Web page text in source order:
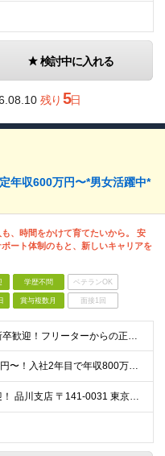
検討中に入れる
残り 5日
年収600万円〜*男女活躍中*
、時間をかけて育てたいから。 安
ポート体制のもと、新しいキャリアを
学歴不問 ベテランOK
賞与複数月 面接1回
☆未経験・第二新卒歓迎！フリーターからの正社員デビューも応援◎ ☆雇用形態、転職回数は一切不問です！ ◆普通自動車免許（AT限定可）をお持ちの方 ◆学歴不問 ★こんな方にピッタリ★ ・人とコミュニケーションを取るのが好きな方 ・仕事だけでなく、自分のプライベートも大切にしたい方 ・安定した経営基盤のある会社で、長くキャリアを築きたい方 ・チームワークを大切にし、周囲と協力して進められる方
★想定年収600万円〜！入社2年目で年収800万円の実績あり ★経験者の方は月給30万円以上＆前給保証！ 月給27万円〜＋各種手当＋賞与年2回 ※これまでのご経験やスキルに応じて加給・優遇いたします ※試用期間3ヶ月あり。期間中は契約社員となり、給与・その他の待遇の差異はありません ※月給には固定残業代5万7000円〜/30時間分を含みます。超過分は別途全額支給 ◆活かせる資格…建築士・建築施工管理技士 【資格手当】 建築士：1級 5万円／ 2級 1万5,000円 建築施工管理技士：1級 2万5,000円 ／ 2級 1万円
☆U・Iターン歓迎！ 品川支店 〒141-0031 東京都品川区西五反田8-1-14 最勝ビル 11F 横浜支店 〒141-0031 東京都品川区西五反田8-1-14 最勝ビル 11F 新潟支店 〒950-0087 新潟県新潟市中央区東大通2-1-20 ステーションプラザ新潟ビル 3F 金沢支店 〒920-0022 石川県金沢市北安江1-3-24 金沢フロントビル 5F 東海支店 〒453-0801 愛知県名古屋市中村区太閤3-1-18 LUCID SQUARE NAGOYA 12F 大阪支店 〒564-0063 大阪府吹田市江坂町1-13-41 江坂NKビル8F 神戸支店 〒564-0063 大阪府吹田市江坂町1-13-41 江坂NKビル8F 京都支店 〒604-8161 京都府京都市中京区饅頭屋町617 六角長谷ビル4F 岡山支店 〒700‐0826 岡山県岡山市北区磨屋町1-6 岡山磨屋町ビル 6F 福岡支店 〒810-0001 福岡県福岡市中央区天神3-4-7 天神旭ビル 4F ※転勤なし ※(変更の範囲)上記を除く当社関連勤務地